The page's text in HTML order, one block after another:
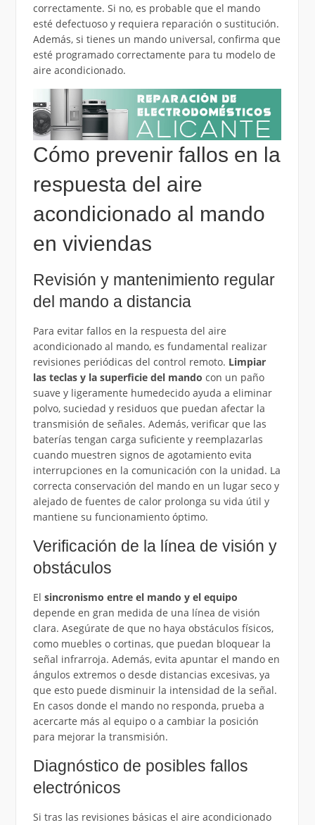
correctamente. Si no, es probable que el mando
esté defectuoso y requiera reparación o sustitución.
Además, si tienes un mando universal, confirma que
esté programado correctamente para tu modelo de
aire acondicionado.
Cómo prevenir fallos en la
respuesta del aire
acondicionado al mando
en viviendas
Revisión y mantenimiento regular
del mando a distancia
Para evitar fallos en la respuesta del aire
acondicionado al mando, es fundamental realizar
revisiones periódicas del control remoto. Limpiar
las teclas y la superficie del mando con un paño
suave y ligeramente humedecido ayuda a eliminar
polvo, suciedad y residuos que puedan afectar la
transmisión de señales. Además, verificar que las
baterías tengan carga suficiente y reemplazarlas
cuando muestren signos de agotamiento evita
interrupciones en la comunicación con la unidad. La
correcta conservación del mando en un lugar seco y
alejado de fuentes de calor prolonga su vida útil y
mantiene su funcionamiento óptimo.
Verificación de la línea de visión y
obstáculos
El sincronismo entre el mando y el equipo
depende en gran medida de una línea de visión
clara. Asegúrate de que no haya obstáculos físicos,
como muebles o cortinas, que puedan bloquear la
señal infrarroja. Además, evita apuntar el mando en
ángulos extremos o desde distancias excesivas, ya
que esto puede disminuir la intensidad de la señal.
En casos donde el mando no responda, prueba a
acercarte más al equipo o a cambiar la posición
para mejorar la transmisión.
Diagnóstico de posibles fallos
electrónicos
Si tras las revisiones básicas el aire acondicionado